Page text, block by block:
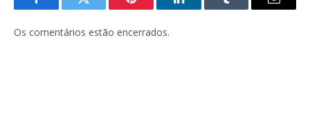
FacebookTwitter Pinterest LinkedInTumblr
E-
Os comentários estão encerrados.